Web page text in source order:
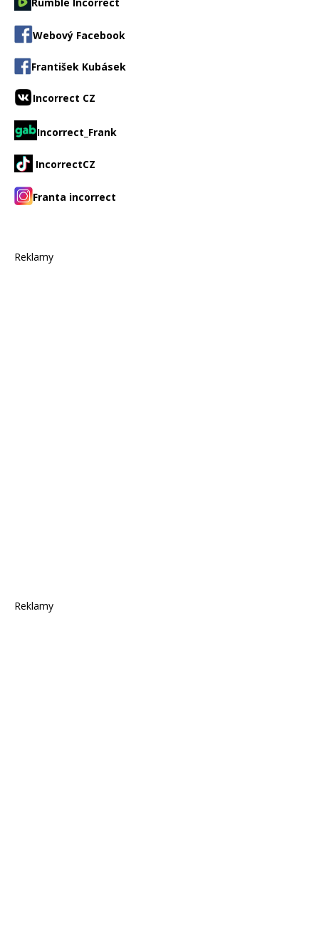
Webový Facebook
František Kubásek
Incorrect CZ
Incorrect_Frank
IncorrectCZ
Franta incorrect
Reklamy
Reklamy